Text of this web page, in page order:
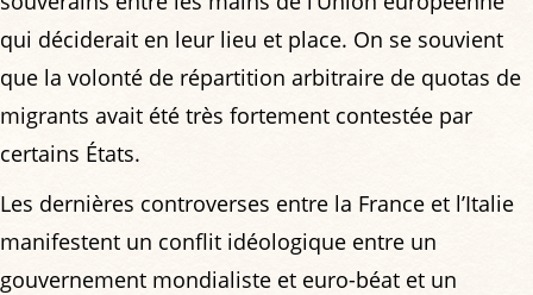
qui déciderait en leur lieu et place. On se souvient
que la volonté de répartition arbitraire de quotas de
migrants avait été très fortement contestée par
certains États.
Les dernières controverses entre la France et l’Italie
manifestent un conflit idéologique entre un
gouvernement mondialiste et euro-béat et un